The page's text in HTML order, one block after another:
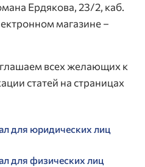
Ердякова, 23/2, каб.
магазине –
всех желающих к
статей на страницах
для юридических лиц
для физических лиц